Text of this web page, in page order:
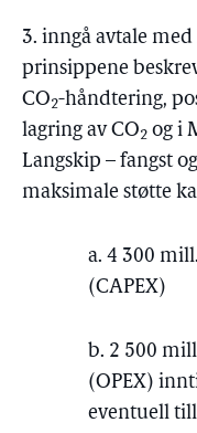
3. inngå avtale
prinsippene
CO2-håndtering,
lagring av CO2 og i
Langskip – fangst
maksimale støtte
a. 4 300
(CAPEX)
b. 2 500
(OPEX)
eventuell